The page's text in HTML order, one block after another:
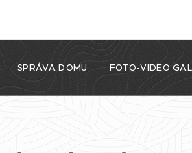
SPRÁVA DOMU FOTO-VIDEO